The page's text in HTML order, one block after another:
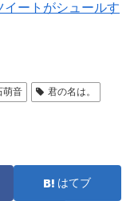
ートがシュールす
萌音
君の名は。
はてブ